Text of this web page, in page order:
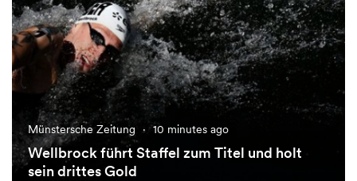
Münstersche Zeitung · 10 minutes ago
Wellbrock führt Staffel zum Titel und holt
sein drittes Gold